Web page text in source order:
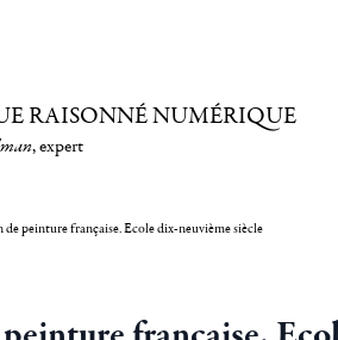
RAISONNÉ NUMÉRIQUE
, expert
peinture française. Ecole dix-neuvième siècle